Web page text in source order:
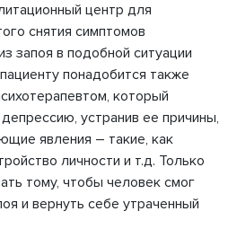
центр для
снятия симптомов
запоя в подобной ситуации
понадобится также
который
устранив ее причины,
явления – такие, как
личности и т.д. Только
тому, чтобы человек смог
и вернуть себе утраченный